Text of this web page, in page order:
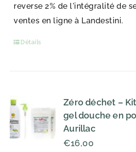
reverse 2% de l'intégralité de
ventes en ligne à Landestini.
Détails
Zéro déchet –
gel douche en
Aurillac
€16,00